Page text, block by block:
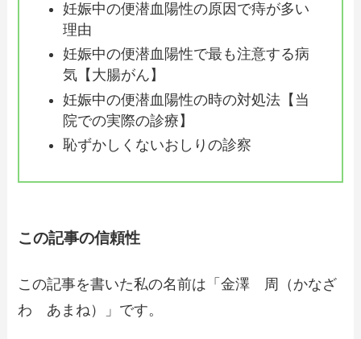
妊娠中の便潜血陽性の原因で痔が多い
理由
妊娠中の便潜血陽性で最も注意する病
気【大腸がん】
妊娠中の便潜血陽性の時の対処法【当
院での実際の診療】
恥ずかしくないおしりの診察
この記事の信頼性
この記事を書いた私の名前は「金澤 周（かなざ
わ あまね）」です。